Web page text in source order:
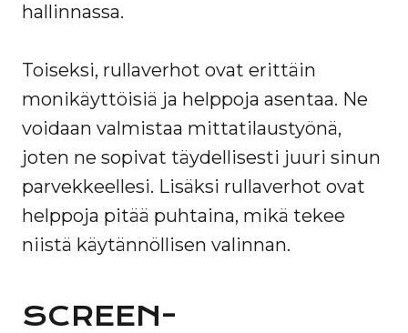
hallinnassa.
Toiseksi, rullaverhot ovat erittäin
monikäyttöisiä ja helppoja asentaa. Ne
voidaan valmistaa mittatilaustyönä,
joten ne sopivat täydellisesti juuri sinun
parvekkeellesi. Lisäksi rullaverhot ovat
helppoja pitää puhtaina, mikä tekee
niistä käytännöllisen valinnan.
SCREEN-